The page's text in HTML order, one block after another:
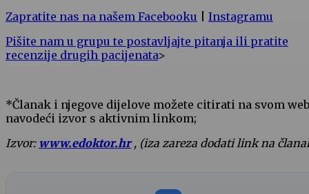
Zapratite nas na našem Facebooku
Instagramu
Pišite nam u grupu te postavljajte pitanja ili pratite
recenzije drugih pacijenata>
*Članak i njegove dijelove možete citirati na svom
navodeći izvor s aktivnim linkom;
Izvor: www.edoktor.hr, (iza zareza dodati link na